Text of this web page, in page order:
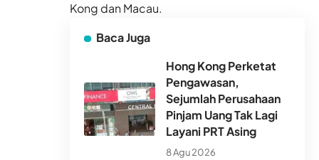
Kong dan Macau.
Baca Juga
Hong Kong Perketat
Pengawasan,
Sejumlah Perusahaan
Pinjam Uang Tak Lagi
Layani PRT Asing
8 Agu 2026